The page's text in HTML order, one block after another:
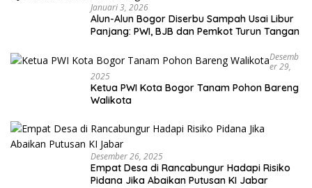
Januari 3, 2026
Alun-Alun Bogor Diserbu Sampah Usai Libur
Panjang: PWI, BJB dan Pemkot Turun Tangan
Desemb
Er 29,
2025
Ketua PWI Kota Bogor Tanam Pohon Bareng
Walikota
Desember 26, 2025
Empat Desa di Rancabungur Hadapi Risiko
Pidana Jika Abaikan Putusan KI Jabar